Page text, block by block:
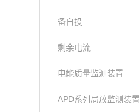
备自投
剩余电流
电能质量监测装置
APD系列局放监测装置